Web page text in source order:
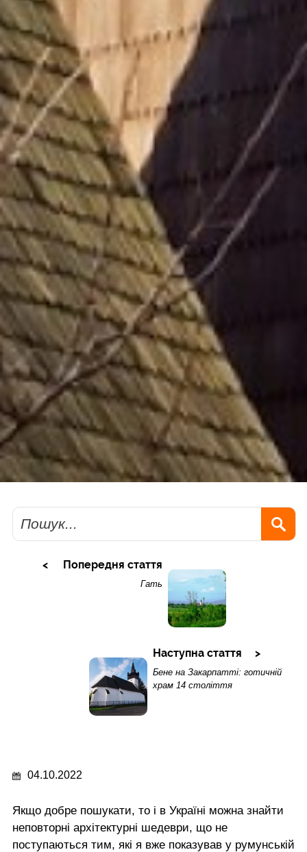
Пошук
Попередня стаття
Гать
Наступна стаття
Бене на Закарпатті: готичній
храм 14 століття
04.10.2022
Якщо добре пошукати, то і в Україні можна знайти
неповторні архітектурні шедеври, що не
поступаються тим, які я вже показував у румунській